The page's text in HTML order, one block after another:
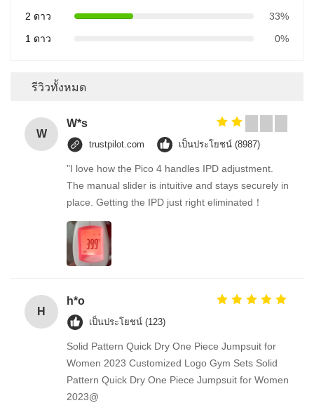
2 ดาว
33%
1 ดาว
0%
รีวิวทั้งหมด
W
W*s
trustpilot.com เป็นประโยชน์ (8987)
"I love how the Pico 4 handles IPD adjustment.
The manual slider is intuitive and stays securely in
place. Getting the IPD just right eliminated！
H
h*o
เป็นประโยชน์ (123)
Solid Pattern Quick Dry One Piece Jumpsuit for
Women 2023 Customized Logo Gym Sets Solid
Pattern Quick Dry One Piece Jumpsuit for Women
2023@